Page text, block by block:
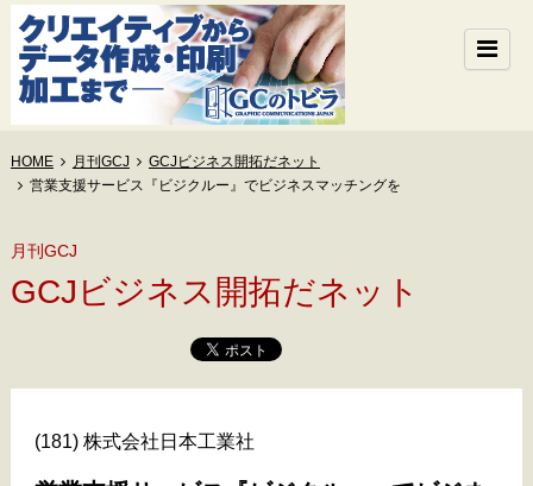
HOME 月刊GCJ
GCJビジネス開拓だネット
営業支援サービス『ビジクルー』でビジネスマッチングを
月刊GCJ
GCJビジネス開拓だネット
(181) 株式会社日本工業社